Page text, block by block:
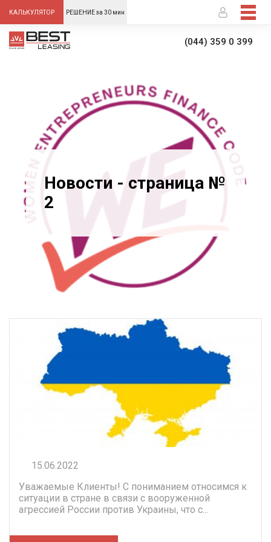
КАЛЬКУЛЯТОР РЕШЕНИЕ за 30 мин
(044) 359 0 399
Новости - страница №
2
15.06.2022
Уважаемые Клиенты! С пониманием относимся к
ситуации в стране в связи с вооруженной
агрессией России против Украины, что с...